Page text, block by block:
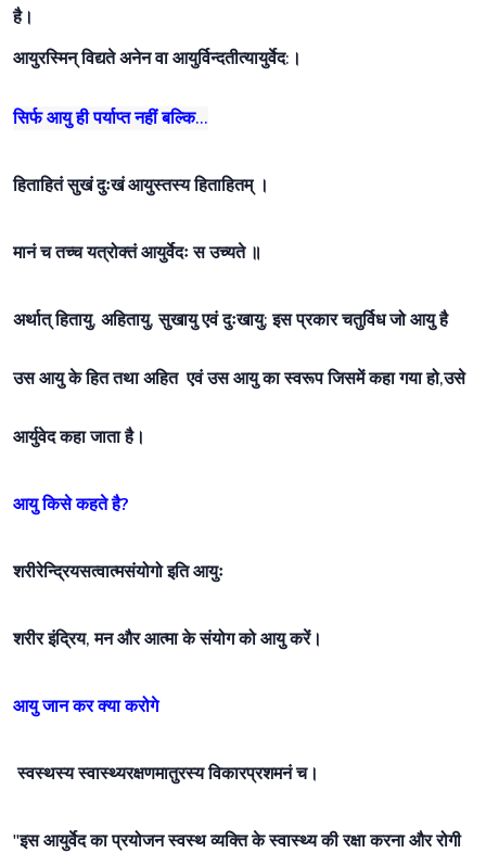
है।
आयुरस्मिन् विद्यते अनेन वा आयुर्विन्दतीत्यायुर्वेद:।
सिर्फ आयु ही पर्याप्त नहीं बल्कि...
हिताहितं सुखं दुःखं आयुस्तस्य हिताहितम् ।
मानं च तच्च यत्रोक्तं आयुर्वेदः स उच्यते ॥
अर्थात् हितायु, अहितायु, सुखायु एवं दुःखायु; इस प्रकार चतुर्विध जो आयु है
उस आयु के हित तथा अहित एवं उस आयु का स्वरूप जिसमें कहा गया हो,उसे
आर्युवेद कहा जाता है।
आयु किसे कहते है?
शरीरेन्द्रियसत्वात्मसंयोगो इति आयुः
शरीर इंद्रिय, मन और आत्मा के संयोग को आयु करें।
आयु जान कर क्या करोगे
स्वस्थस्य स्वास्थ्यरक्षणमातुरस्य विकारप्रशमनं च।
"इस आयुर्वेद का प्रयोजन स्वस्थ व्यक्ति के स्वास्थ्य की रक्षा करना और रोगी